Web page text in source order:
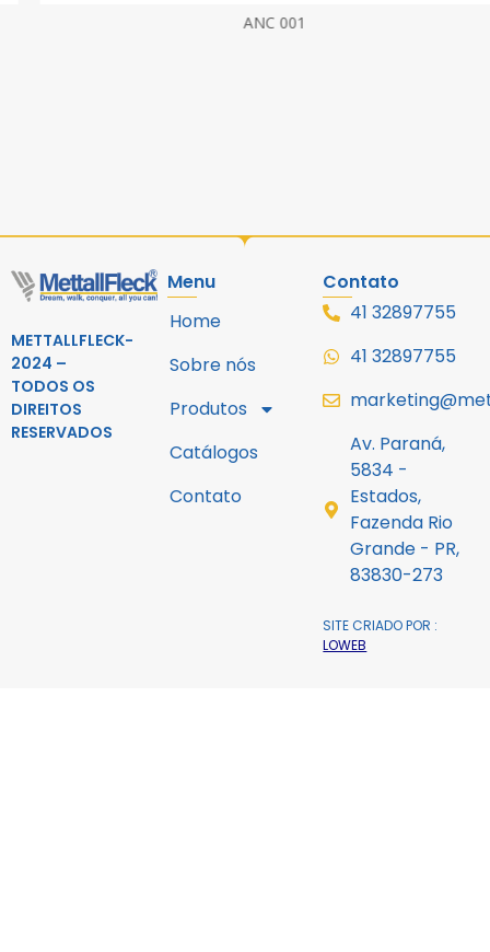
ANC 001
METTALLFLECK-
2024 –
TODOS OS
DIREITOS
RESERVADOS
Menu
Home
Sobre nós
Produtos
Catálogos
Contato
Contato
41 32897755
41 32897755
Av. Paraná,
5834 -
Estados,
Fazenda Rio
Grande - PR,
83830-273
SITE CRIADO POR :
LOWEB